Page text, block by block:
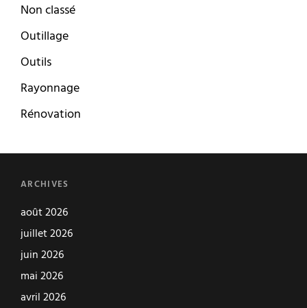
Non classé
Outillage
Outils
Rayonnage
Rénovation
ARCHIVES
août 2026
juillet 2026
juin 2026
mai 2026
avril 2026